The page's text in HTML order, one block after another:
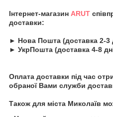
Інтернет-магазин ARUT
доставки:
► Нова Пошта (доставка 2-3
► УкрПошта (доставка 4-8
Оплата доставки під час
обраної Вами служби
Також для міста Миколаїв